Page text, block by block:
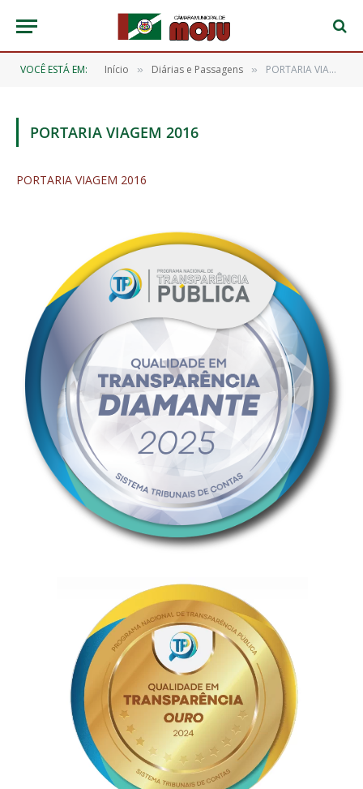
VOCÊ ESTÁ EM: Início » Diárias e Passagens » PORTARIA VIAGEM 2016
PORTARIA VIAGEM 2016
PORTARIA VIAGEM 2016